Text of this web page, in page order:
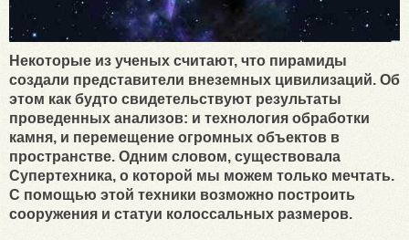
Некоторые из ученых считают, что пирамиды
создали представители внеземных цивилизаций. Об
этом как будто свидетельствуют результаты
проведенных анализов: и технология обработки
камня, и перемещение огромных объектов в
пространстве. Одним словом, существовала
Супертехника, о которой мы можем только мечтать.
С помощью этой техники возможно построить
сооружения и статуи колоссальных размеров.